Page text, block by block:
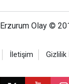
Erzurum Olay ©
İletişim Gizlilik